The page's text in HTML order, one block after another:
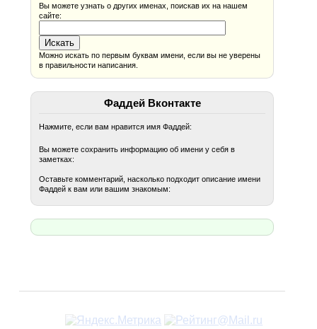
Вы можете узнать о других именах, поискав их на нашем
сайте:
Можно искать по первым буквам имени, если вы не уверены
в правильности написания.
Фаддей Вконтакте
Нажмите, если вам нравится имя Фаддей:
Вы можете сохранить информацию об имени у себя в
заметках:
Оставьте комментарий, насколько подходит описание имени
Фаддей к вам или вашим знакомым: